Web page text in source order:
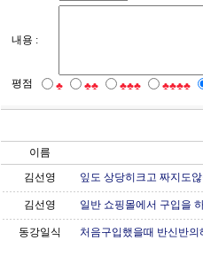
내용 :
평점 ♣ ♣♣ ♣♣♣ ♣♣♣♣
이름
김선영
잎도 상당히크고 짜지도
김선영 일반 쇼핑몰에서 구입을
동강일식 처음구입했을때 반신반